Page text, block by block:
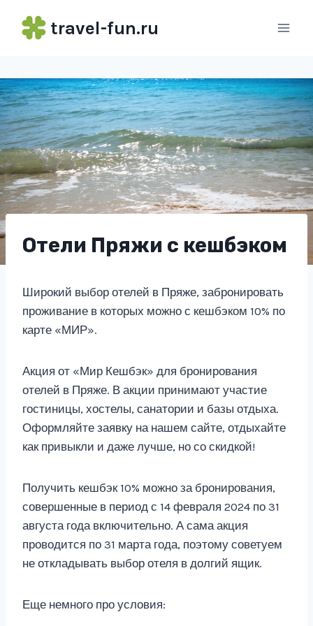
travel-fun.ru
Отели Пряжи с кешбэком
Широкий выбор отелей в Пряже, забронировать
проживание в которых можно с кешбэком 10% по
карте «МИР».
Акция от «Мир Кешбэк» для бронирования
отелей в Пряже. В акции принимают участие
гостиницы, хостелы, санатории и базы отдыха.
Оформляйте заявку на нашем сайте, отдыхайте
как привыкли и даже лучше, но со скидкой!
Получить кешбэк 10% можно за бронирования,
совершенные в период с 14 февраля 2024 по 31
августа года включительно. А сама акция
проводится по 31 марта года, поэтому советуем
не откладывать выбор отеля в долгий ящик.
Еще немного про условия: